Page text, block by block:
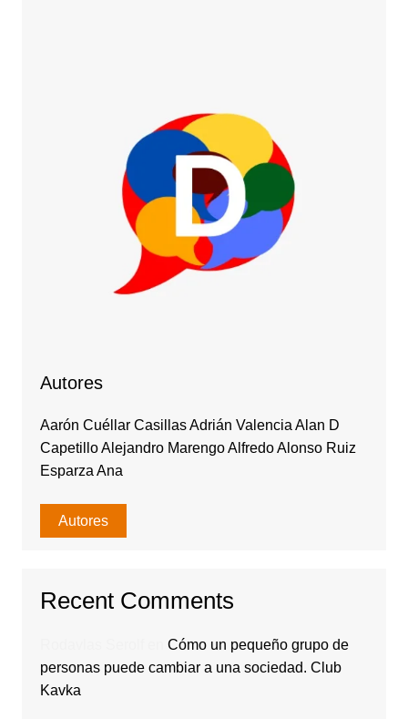
Autores
Aarón Cuéllar Casillas Adrián Valencia Alan D
Capetillo Alejandro Marengo Alfredo Alonso Ruiz
Esparza Ana
Autores
Recent Comments
Cómo un pequeño grupo de
personas puede cambiar a una sociedad. Club
Kavka